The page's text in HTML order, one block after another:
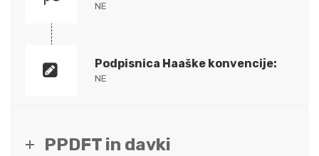
NE
Podpisnica Haaške konvencije:
NE
PPDFT in davki